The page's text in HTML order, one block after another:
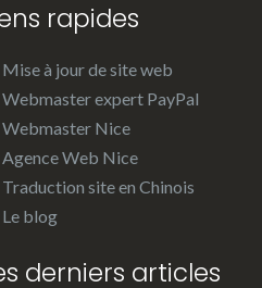
rapides
Mise à jour de site web
Webmaster expert PayPal
Webmaster Nice
Agence Web Nice
Traduction site en Chinois
Le blog
derniers articles